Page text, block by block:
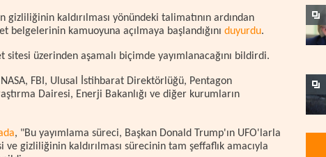
gizliliğinin kaldırılması yönündeki talimatının ardından
kamuoyuna açılmaya başlandığını duyurdu.
sitesi üzerinden aşamalı biçimde yayımlanacağını bildirdi.
NASA, FBI, Ulusal İstihbarat Direktörlüğü, Pentagon
Dairesi, Enerji Bakanlığı ve diğer kurumların
, "Bu yayımlama süreci, Başkan Donald Trump'ın UFO'larla
ve gizliliğinin kaldırılması sürecinin tam şeffaflık amacıyla